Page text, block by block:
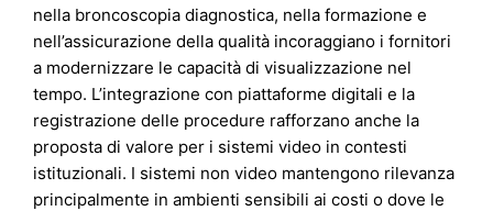
nella broncoscopia diagnostica, nella formazione e
nell’assicurazione della qualità incoraggiano i fornitori
a modernizzare le capacità di visualizzazione nel
tempo. L’integrazione con piattaforme digitali e la
registrazione delle procedure rafforzano anche la
proposta di valore per i sistemi video in contesti
istituzionali. I sistemi non video mantengono rilevanza
principalmente in ambienti sensibili ai costi o dove le